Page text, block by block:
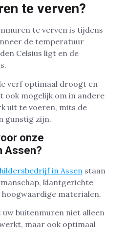
te verven?
te verven is tijdens
de temperatuur
Celsius ligt en de
verf optimaal droogt en
ook mogelijk om in andere
uit te voeren, mits de
gunstig zijn.
onze
Assen?
in Assen staan
klantgerichte
hoogwaardige materialen.
buitenmuren niet alleen
maar ook optimaal